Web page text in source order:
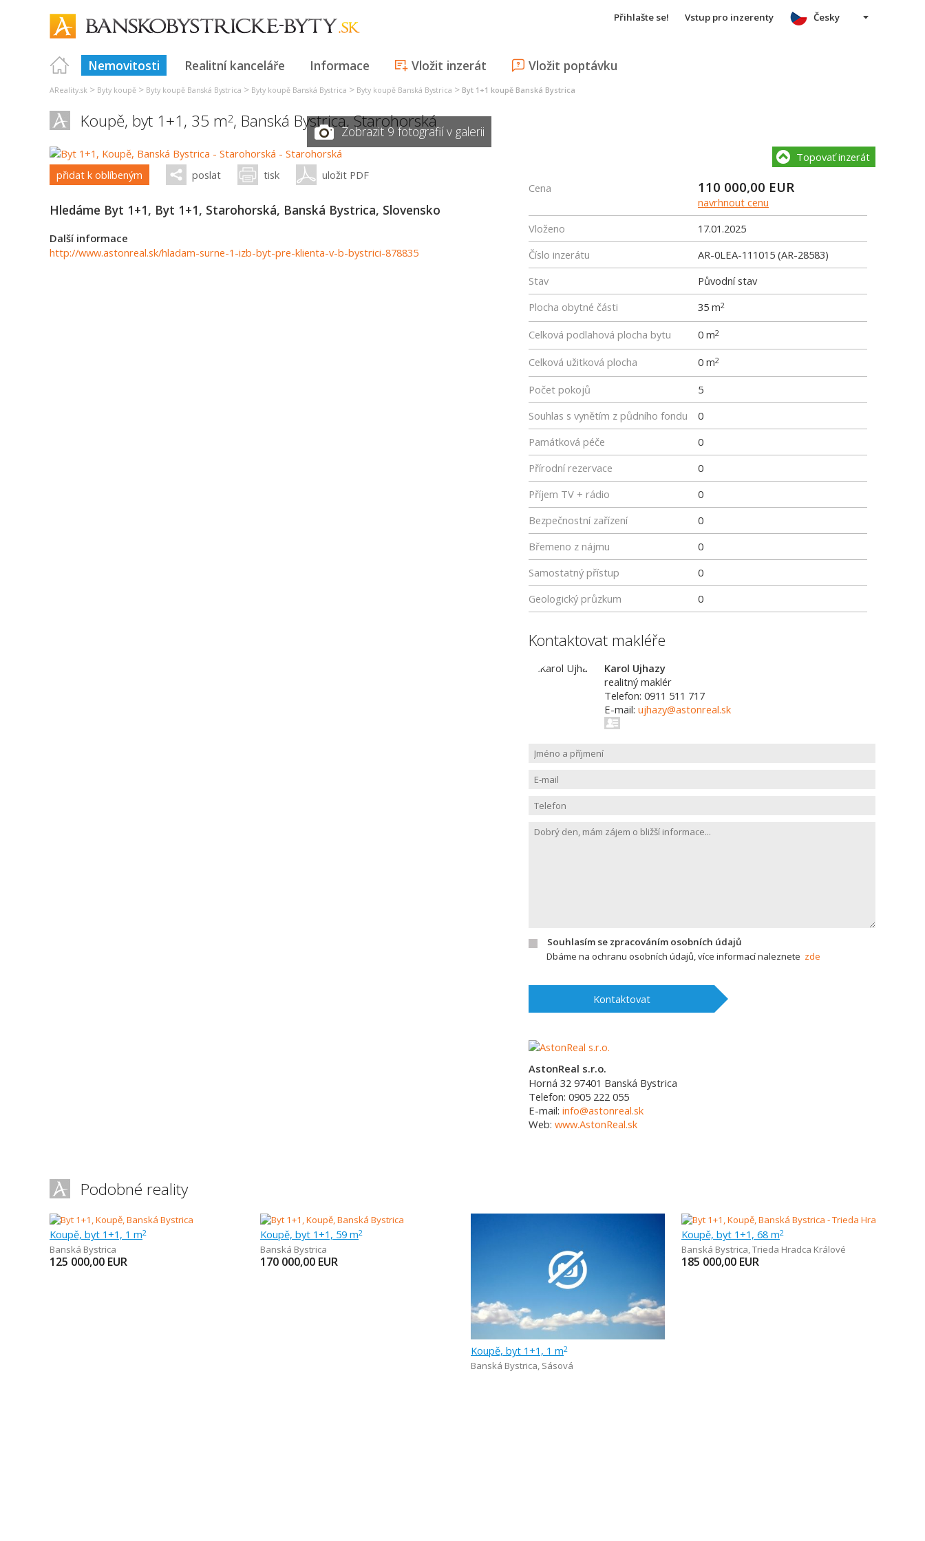
Přihlašte se! Vstup pro inzerenty
Nemovitosti Realitní kanceláře Informace Vložit inzerát Vložit poptávku
Česky
AReality.sk > Byty koupě > Byty koupě Banská Bystrica > Byty koupě Banská Bystrica > Byty koupě Banská Bystrica > Byt 1+1 koupě Banská Bystrica
Koupě, byt 1+1, 35 m2, Banská Bystrica,Starohorská
Zobrazit 9 fotografií v galerii
přidat k oblíbeným poslat tisk uložit PDF
Hledáme Byt 1+1, Byt 1+1, Starohorská, Banská Bystrica, Slovensko
Další informace
http://www.astonreal.sk/hladam-surne-1-izb-byt-pre-klienta-v-b-bystrici-878835
Topovať inzerát
Cena 110 000,00 EUR
navrhnout cenu
Vloženo
17.01.2025
Číslo inzerátu
AR-0LEA-111015 (AR-28583)
Stav
Původní stav
Plocha obytné části
35 m2
Celková podlahová plocha bytu 0 m2
Celková užitková plocha 0 m2
Počet pokojů
5
Souhlas s vynětím z půdního fondu
0
Památková péče
0
Přírodní rezervace
0
Příjem TV + rádio
0
Bezpečnostní zařízení
0
Břemeno z nájmu
0
Samostatný přístup
0
Geologický průzkum
0
Kontaktovat makléře
Karol Ujhazy
realitný maklér
Telefon: 0911 511 717
E-mail: ujhazy@astonreal.sk
Souhlasím se zpracováním osobních údajů
Dbáme na ochranu osobních údajů, více informací naleznete zde
Kontaktovat
AstonReal s.r.o.
Horná 32 97401 Banská Bystrica
Telefon: 0905 222 055
E-mail: info@astonreal.sk
Web: www.AstonReal.sk
Podobné reality
Koupě, byt 1+1, 1 m2
Banská Bystrica
125 000,00 EUR
Koupě, byt 1+1, 59 m2
Banská Bystrica
170 000,00 EUR
Koupě, byt 1+1, 1 m2
Banská Bystrica, Sásová
Koupě, byt 1+1, 68 m2
Banská Bystrica,Trieda Hradca Králové
185 000,00 EUR